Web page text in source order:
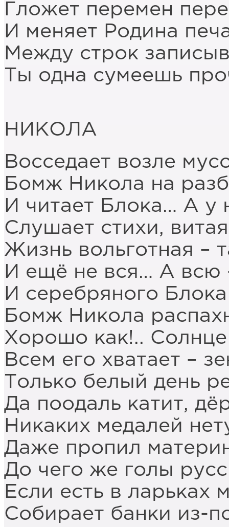
Гложет перемен
И меняет Родина
Между строк
Ты одна сумеешь
НИКОЛА
Восседает возле
Бомж Никола на
И читает Блока… А у
Слушает стихи,
Жизнь вольготная –
И ещё не вся… А всю
И серебряного
Бомж Никола
Хорошо как!..
Всем его хватает –
Только белый день
Да поодаль катит,
Никаких медалей
Даже пропил
До чего же голы
Если есть в ларьках
Собирает банки из-